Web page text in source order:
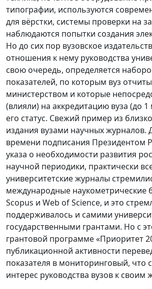
типографии, используются
для вёрстки, системы проверки на
наблюдаются попытки создания
Но до сих пор вузовское
отношения к нему руководства
свою очередь, определяется
показателей, по которым вуз
министерством и которые
(влияли) на аккредитацию вуза (до 1
его статус. Свежий пример из
издания вузами научных журналов.
времени подписания Президентом
указа о необходимости развития
научной периодики, практически
университетские журналы
международные наукометрические
Scopus и Web of Science, и это
поддерживалось и самими
государственными грантами. Но с
грантовой программе «Приоритет
публикационной активности
показателя в мониторинговый, что
интерес руководства вузов к своим